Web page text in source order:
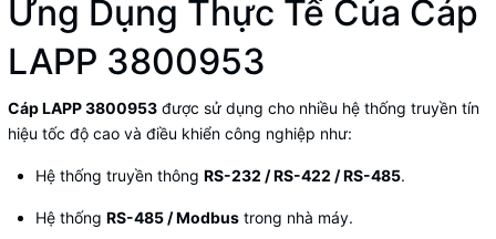
Ứng Dụng Thực Tế Của Cáp
LAPP 3800953
Cáp LAPP 3800953 được sử dụng cho nhiều hệ thống truyền tín
hiệu tốc độ cao và điều khiển công nghiệp như:
Hệ thống truyền thông RS-232 / RS-422 / RS-485.
Hệ thống RS-485 / Modbus trong nhà máy.